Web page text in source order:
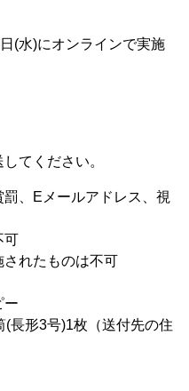
)にオンラインで実施
てください。
罰、Eメールアドレス、視
可
れたものは不可
ー
(長形3号)1枚（送付先の住